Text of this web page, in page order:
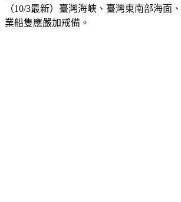
（10/3最新）臺灣海峽、臺灣東南部海面
業船隻應嚴加戒備。